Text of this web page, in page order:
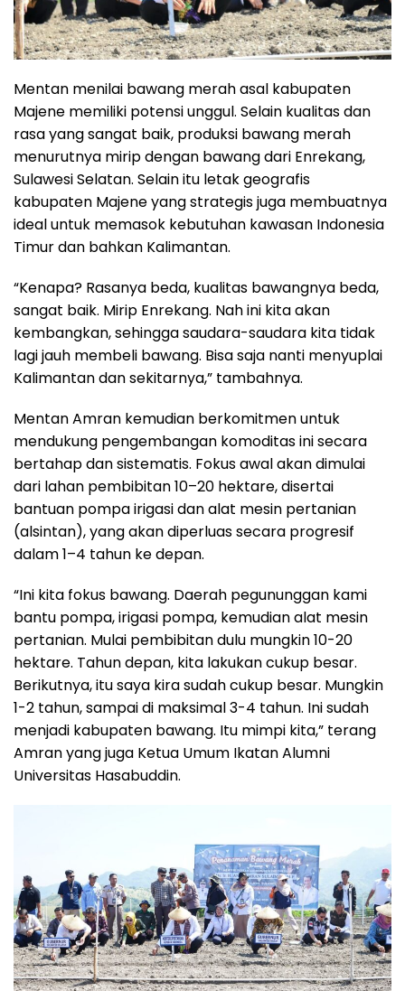
Mentan menilai bawang merah asal kabupaten
Majene memiliki potensi unggul. Selain kualitas dan
rasa yang sangat baik, produksi bawang merah
menurutnya mirip dengan bawang dari Enrekang,
Sulawesi Selatan. Selain itu letak geografis
kabupaten Majene yang strategis juga membuatnya
ideal untuk memasok kebutuhan kawasan Indonesia
Timur dan bahkan Kalimantan.
“Kenapa? Rasanya beda, kualitas bawangnya beda,
sangat baik. Mirip Enrekang. Nah ini kita akan
kembangkan, sehingga saudara-saudara kita tidak
lagi jauh membeli bawang. Bisa saja nanti menyuplai
Kalimantan dan sekitarnya,” tambahnya.
Mentan Amran kemudian berkomitmen untuk
mendukung pengembangan komoditas ini secara
bertahap dan sistematis. Fokus awal akan dimulai
dari lahan pembibitan 10–20 hektare, disertai
bantuan pompa irigasi dan alat mesin pertanian
(alsintan), yang akan diperluas secara progresif
dalam 1–4 tahun ke depan.
“Ini kita fokus bawang. Daerah pegununggan kami
bantu pompa, irigasi pompa, kemudian alat mesin
pertanian. Mulai pembibitan dulu mungkin 10-20
hektare. Tahun depan, kita lakukan cukup besar.
Berikutnya, itu saya kira sudah cukup besar. Mungkin
1-2 tahun, sampai di maksimal 3-4 tahun. Ini sudah
menjadi kabupaten bawang. Itu mimpi kita,” terang
Amran yang juga Ketua Umum Ikatan Alumni
Universitas Hasabuddin.